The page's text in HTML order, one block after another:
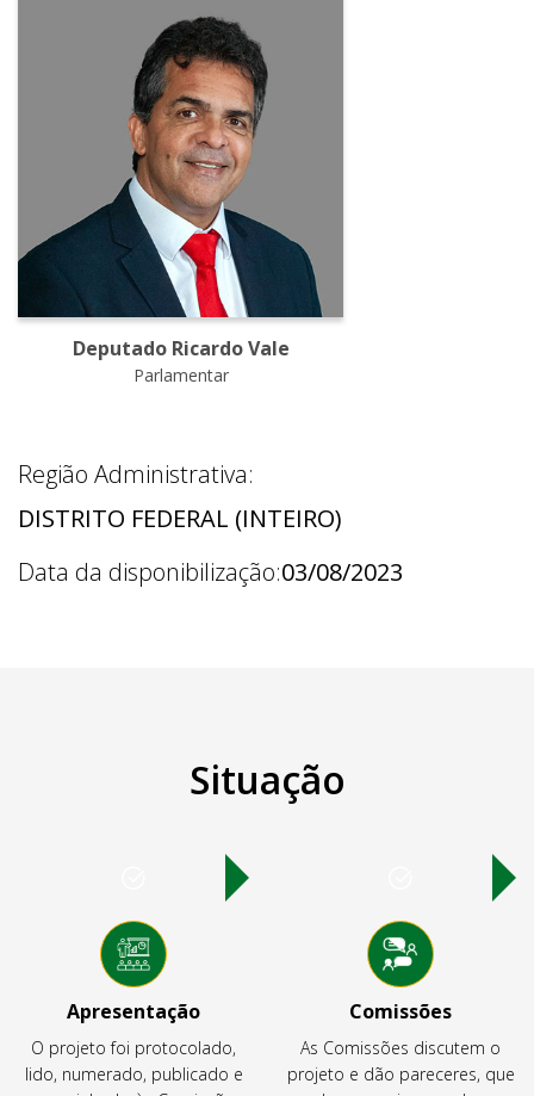
Deputado Ricardo Vale
Parlamentar
Região Administrativa:
DISTRITO FEDERAL (INTEIRO)
Data da disponibilização:03/08/2023
Situação
Apresentação
O projeto foi protocolado,
lido, numerado, publicado e
Comissões
As Comissões discutem o
projeto e dão pareceres, que